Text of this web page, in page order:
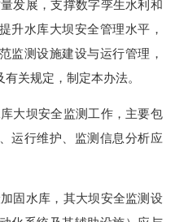
展，支撑数字孪生水利和
升水库大坝安全管理水平，
监测设施建设与运行管理，
关规定，制定本办法。
坝安全监测工作，主要包
运行维护、监测信息分析应
水库，其大坝安全监测设